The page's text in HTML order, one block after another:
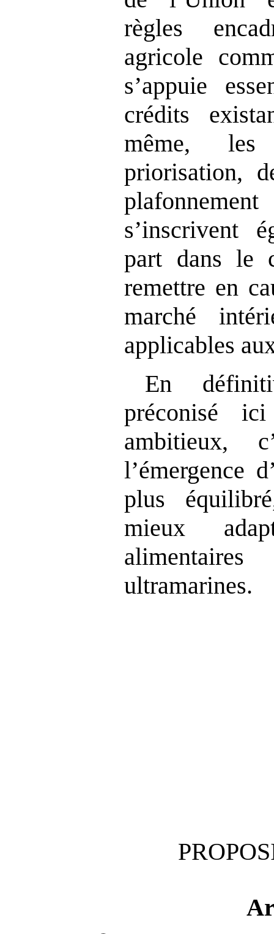
règles
agricole
s’appuie
crédits
même, les
priorisation,
s’inscrivent
part dans le
remettre en
marché
applicables
En
préconisé
ambitieux,
l’émergence
plus
mieux
ultramarines.